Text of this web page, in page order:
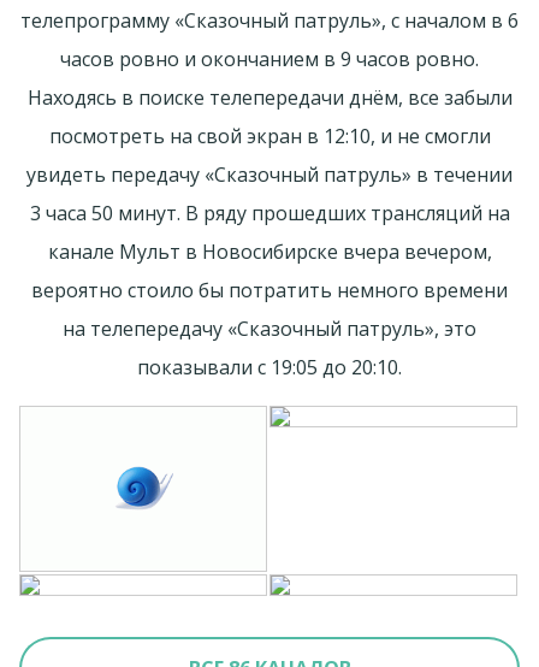
телепрограмму «Сказочный патруль», с началом в 6
часов ровно и окончанием в 9 часов ровно.
Находясь в поиске телепередачи днём, все забыли
посмотреть на свой экран в 12:10, и не смогли
увидеть передачу «Сказочный патруль» в течении
3 часа 50 минут. В ряду прошедших трансляций на
канале Мульт в Новосибирске вчера вечером,
вероятно стоило бы потратить немного времени
на телепередачу «Сказочный патруль», это
показывали с 19:05 до 20:10.